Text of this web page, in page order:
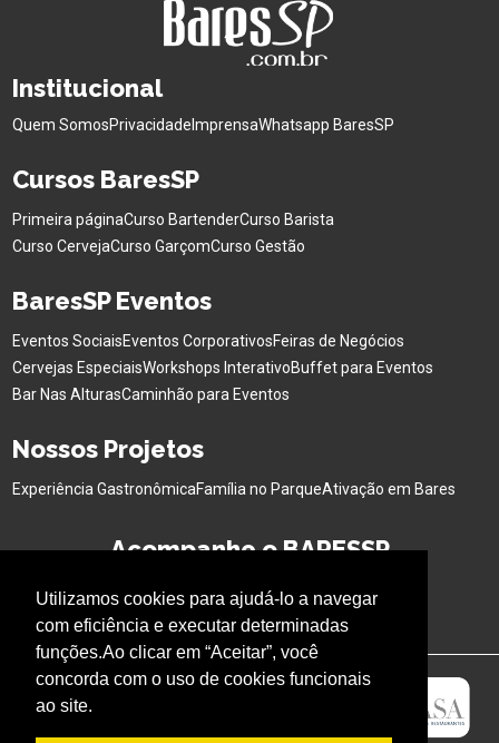
Utilizamos cookies para ajudá-lo a navegar
com eficiência e executar determinadas
funções.Ao clicar em “Aceitar”, você
concorda com o uso de cookies funcionais
ao site.
Institucional
Quem SomosPrivacidade ImprensaWhatsapp BaresSP
Cursos BaresSP
Primeira páginaCurso BartenderCurso Barista
Curso CervejaCurso GarçomCurso Gestão
BaresSP Eventos
Eventos SociaisEventos CorporativosFeiras de Negócios
Cervejas EspeciaisWorkshops InterativoBuffet para Eventos
Bar Nas AlturasCaminhão para Eventos
Nossos Projetos
Experiência GastronômicaFamília no ParqueAtivação em Bares
Acompanhe o BARESSP